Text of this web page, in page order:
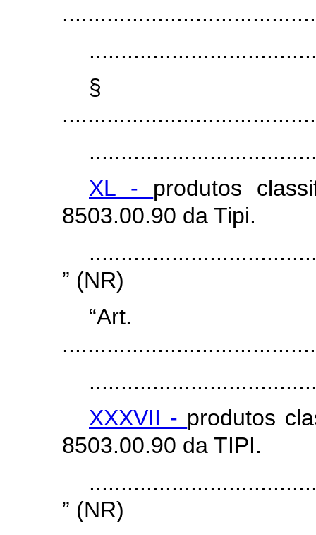
§
XL - produtos
8503.00.90 da Tipi.
” (NR)
XXXVII - produtos
8503.00.90 da TIPI.
” (NR)